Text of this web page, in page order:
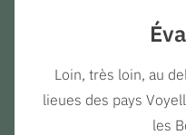
Loin, très loin, au
lieues des pays
les